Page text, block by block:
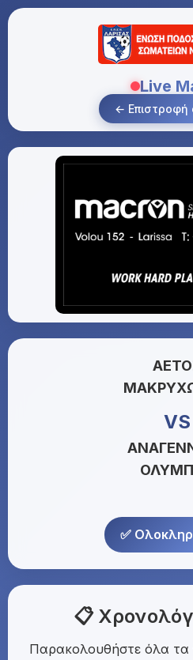
Live
← Επιστροφή
VS
✅
📋
Παρακολουθήστε όλα τα